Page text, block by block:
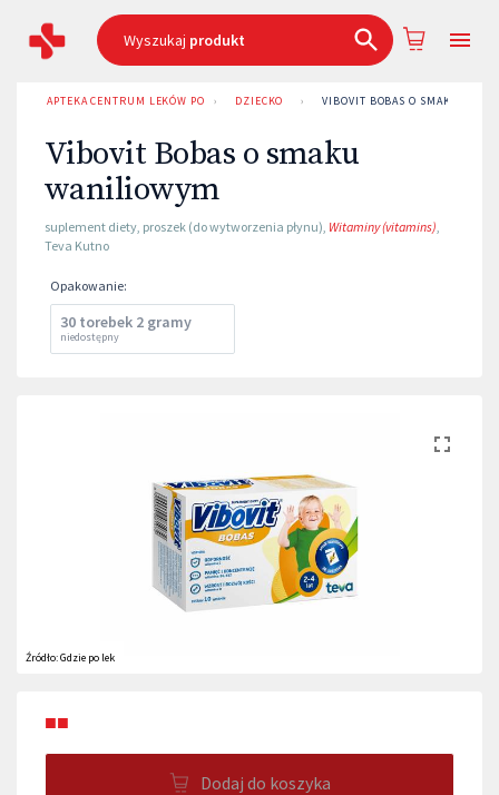
Wyszukaj produkt
APTEKA CENTRUM LEKÓW POZNAŃ
› DZIECKO › VIBOVIT BOBAS O SMAKU
Vibovit Bobas o smaku
waniliowym
suplement diety, proszek (do wytworzenia płynu), Witaminy (vitamins),
Teva Kutno
Opakowanie:
30 torebek 2 gramy
niedostępny
Źródło:Gdzie po lek
■■
Dodaj do koszyka